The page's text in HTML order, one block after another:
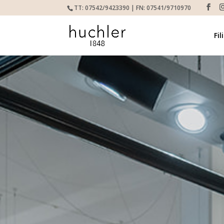
TT: 07542/9423390 | FN: 07541/9710970